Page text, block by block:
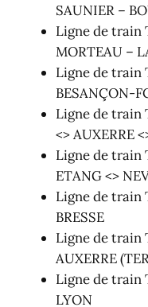
SAUNIER –
Ligne de train
MORTEAU –
Ligne de train
BESANÇON-
Ligne de train
<> AUXERRE
Ligne de train
ETANG <>
Ligne de train
BRESSE
Ligne de train
AUXERRE
Ligne de train
LYON